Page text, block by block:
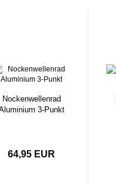
Nockenwellenrad
3-Punkt
64,95 EUR